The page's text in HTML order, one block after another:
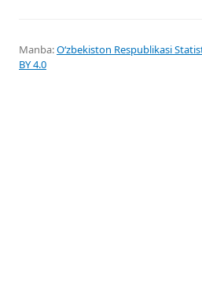
Manba:Oʻzbekiston Respublikasi
BY 4.0